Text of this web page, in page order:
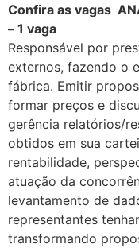
Confira as vagas
– 1 vaga
Responsável por
externos, fazendo o
fábrica. Emitir
formar preços e
gerência relatórios/
obtidos em sua
rentabilidade,
atuação da
levantamento de
representantes
transformando